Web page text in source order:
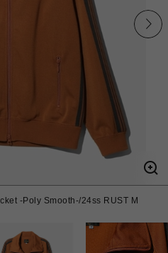
-Poly Smooth-/24ss RUST M